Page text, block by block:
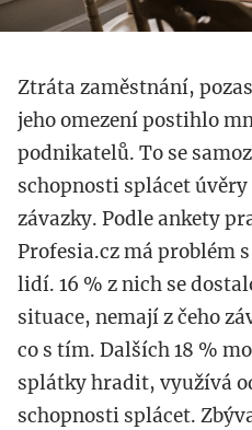
Ztráta zaměstnání,
jeho omezení postihlo
podnikatelů. To se
schopnosti splácet
závazky. Podle ankety
Profesia.cz má problém
lidí. 16 % z nich se
situace, nemají z čeho
co s tím. Dalších 18 %
splátky hradit, využívá
schopnosti splácet.